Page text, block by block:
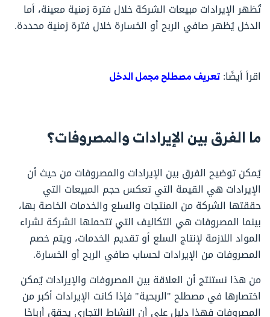
تُظهر الإيرادات مبيعات الشركة خلال فترة زمنية معينة، أما
الدخل يُظهر صافي الربح أو الخسارة خلال فترة زمنية محددة.
اقرأ أيضًا:تعريف مصطلح مجمل الدخل
ما الفرق بين الإيرادات والمصروفات؟
يُمكن توضيح الفرق بين الإيرادات والمصروفات من حيث أن
الإيرادات هي القيمة التي تعكس حجم المبيعات التي
حققتها الشركة من المنتجات والسلع والخدمات الخاصة بها،
بينما المصروفات هي التكاليف التي تتحملها الشركة لشراء
المواد اللازمة لإنتاج السلع أو تقديم الخدمات، ويتم خصم
المصروفات من الإيرادات لحساب صافي الربح أو الخسارة.
من هذا نستنتج أن العلاقة بين المصروفات والإيرادات يٌمكن
اختصارها في مصطلح "الربحية" فإذا كانت الإيرادات أكبر من
المصروفات فهذا دليل على أن النشاط التجاري يحقق أرباحًا